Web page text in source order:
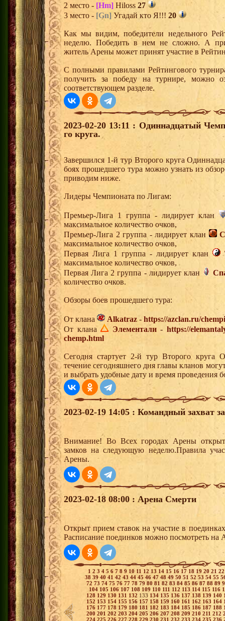
2 место - [Hm] Hiloss 27
3 место - [Gn] Угадай кто Я!!! 20
Как мы видим, победители недельного
неделю. Победить в нем не сложно. А
житель Арены может принят участие в
С полными правилами Рейтингового
получить за победу на турнире, можно
соответствующем разделе.
2023-02-20 13:11 : Одиннадцатый
го круга.
Завершился 1-й тур Второго круга
боях прошедшего тура можно узнать из
приводим ниже.
Лидеры Чемпионата по Лигам:
Премьер-Лига 1 группа - лидирует клан
максимальное количество очков,
Премьер-Лига 2 группа - лидирует клан
максимальное количество очков,
Первая Лига 1 группа - лидирует клан
максимальное количество очков,
Первая Лига 2 группа - лидирует клан
количество очков.
Обзоры боев прошедшего тура:
От клана Alkatraz - https://azclan.ru/
От клана
Элементали-https://
chemp.html
Сегодня стартует 2-й тур Второго круга
течение сегодняшнего дня главы кланов
и выбрать удобные дату и время проведения
2023-02-19 14:05 : Командный захват
Внимание! Во Всех городах Арены
замков на следующую неделю.Правила
Арены.
2023-02-18 08:00 : Арена Смерти
Открыт прием ставок на участие в
Расписание поединков можно посмотреть на
1 2 3 4 5 6 7 8 9 10 11 12 13 14 15 16 17 18 19 20 21
38 3940 41 42 43 44 45 46 47 48 49 50 51 52 53 54 55
72 73 74 75 76 77 78 79 80 81 82 83 84 85 86 87 88 89
104 105 106 107 108 109 110 111 112 113 114 115 116
128 129 130 131 132 133 134 135 136 137138 139 140
152 153 154 155 156 157 158 159 160 161 162 163 164
176 177 178 179 180 181 182 183 184 185 186 187 188
200 201 202 203 204 205 206 207 208 209 210 211 212
224 225 226 227 228 229 230 231 232 233 234 235 236